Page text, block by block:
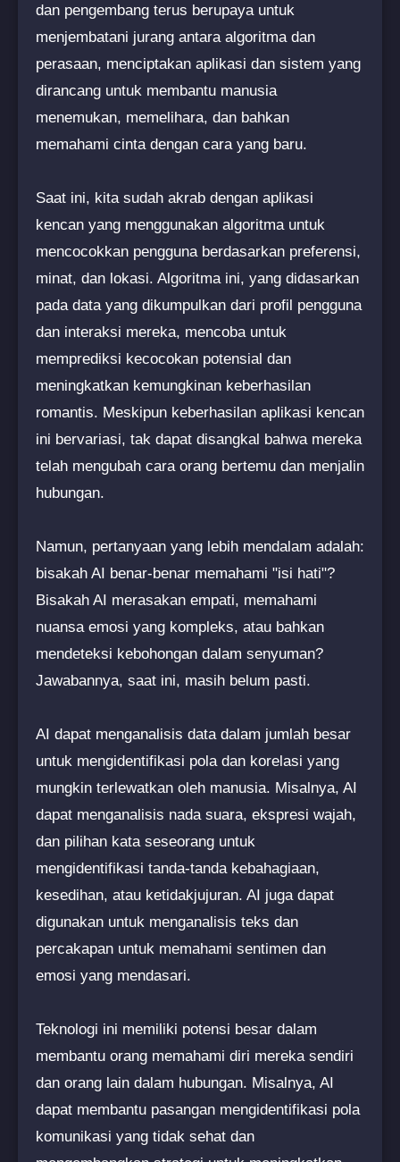
dan pengembang terus berupaya untuk
menjembatani jurang antara algoritma dan
perasaan, menciptakan aplikasi dan sistem yang
dirancang untuk membantu manusia
menemukan, memelihara, dan bahkan
memahami cinta dengan cara yang baru.
Saat ini, kita sudah akrab dengan aplikasi
kencan yang menggunakan algoritma untuk
mencocokkan pengguna berdasarkan preferensi,
minat, dan lokasi. Algoritma ini, yang didasarkan
pada data yang dikumpulkan dari profil pengguna
dan interaksi mereka, mencoba untuk
memprediksi kecocokan potensial dan
meningkatkan kemungkinan keberhasilan
romantis. Meskipun keberhasilan aplikasi kencan
ini bervariasi, tak dapat disangkal bahwa mereka
telah mengubah cara orang bertemu dan menjalin
hubungan.
Namun, pertanyaan yang lebih mendalam adalah:
bisakah AI benar-benar memahami "isi hati"?
Bisakah AI merasakan empati, memahami
nuansa emosi yang kompleks, atau bahkan
mendeteksi kebohongan dalam senyuman?
Jawabannya, saat ini, masih belum pasti.
AI dapat menganalisis data dalam jumlah besar
untuk mengidentifikasi pola dan korelasi yang
mungkin terlewatkan oleh manusia. Misalnya, AI
dapat menganalisis nada suara, ekspresi wajah,
dan pilihan kata seseorang untuk
mengidentifikasi tanda-tanda kebahagiaan,
kesedihan, atau ketidakjujuran. AI juga dapat
digunakan untuk menganalisis teks dan
percakapan untuk memahami sentimen dan
emosi yang mendasari.
Teknologi ini memiliki potensi besar dalam
membantu orang memahami diri mereka sendiri
dan orang lain dalam hubungan. Misalnya, AI
dapat membantu pasangan mengidentifikasi pola
komunikasi yang tidak sehat dan